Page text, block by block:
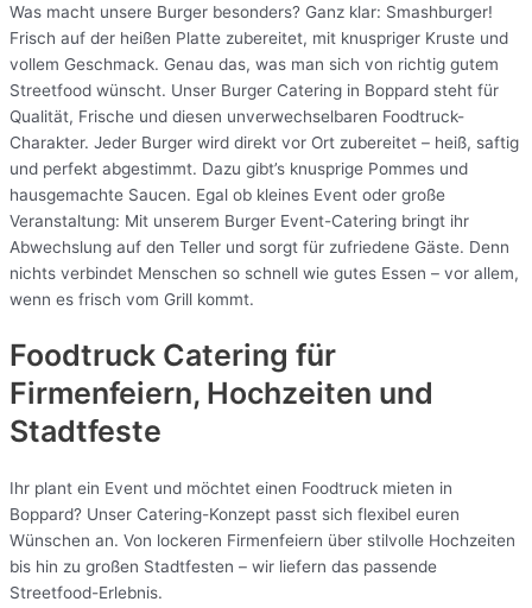
Was macht unsere Burger besonders? Ganz klar: Smashburger!
Frisch auf der heißen Platte zubereitet, mit knuspriger Kruste und
vollem Geschmack. Genau das, was man sich von richtig gutem
Streetfood wünscht. Unser Burger Catering in Boppard steht für
Qualität, Frische und diesen unverwechselbaren Foodtruck-
Charakter. Jeder Burger wird direkt vor Ort zubereitet – heiß, saftig
und perfekt abgestimmt. Dazu gibt’s knusprige Pommes und
hausgemachte Saucen. Egal ob kleines Event oder große
Veranstaltung: Mit unserem Burger Event-Catering bringt ihr
Abwechslung auf den Teller und sorgt für zufriedene Gäste. Denn
nichts verbindet Menschen so schnell wie gutes Essen – vor allem,
wenn es frisch vom Grill kommt.
Foodtruck Catering für
Firmenfeiern, Hochzeiten und
Stadtfeste
Ihr plant ein Event und möchtet einen Foodtruck mieten in
Boppard? Unser Catering-Konzept passt sich flexibel euren
Wünschen an. Von lockeren Firmenfeiern über stilvolle Hochzeiten
bis hin zu großen Stadtfesten – wir liefern das passende
Streetfood-Erlebnis.